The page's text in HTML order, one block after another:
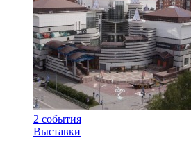
2 события
Выставки